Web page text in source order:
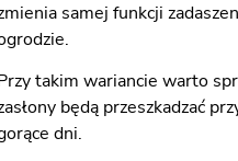
samej funkcji
takim wariancie warto
będą przeszkadzać
dni.